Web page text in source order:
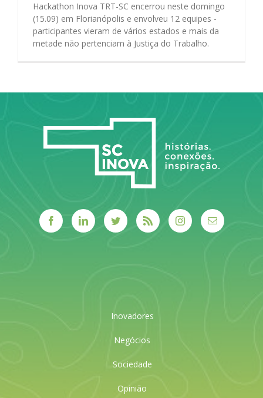
Hackathon Inova TRT-SC encerrou neste domingo
(15.09) em Florianópolis e envolveu 12 equipes -
participantes vieram de vários estados e mais da
metade não pertenciam à Justiça do Trabalho.
Inovadores
Negócios
Sociedade
Opinião